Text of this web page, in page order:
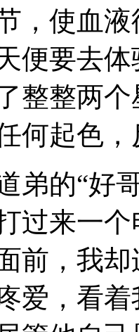
，使血
便要去
整整两
何起色
的“好哥
过来一
前，我
爱，看